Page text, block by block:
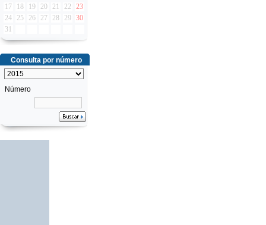
17
18 19 20 21 22
23
24
25 26 27 28 29 30
31
Consulta por número
Número